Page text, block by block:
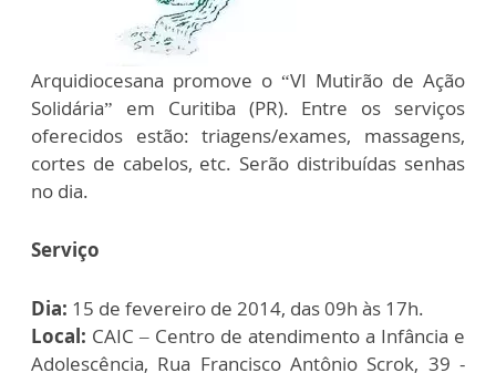
Arquidiocesana promove o “VI Mutirão de Ação
Solidária” em Curitiba (PR). Entre os serviços
oferecidos estão: triagens/exames, massagens,
cortes de cabelos, etc. Serão distribuídas senhas
no dia.
Serviço
Dia: 15 de fevereiro de 2014, das 09h às 17h.
Local: CAIC – Centro de atendimento a Infância e
Adolescência, Rua Francisco Antônio Scrok, 39 -